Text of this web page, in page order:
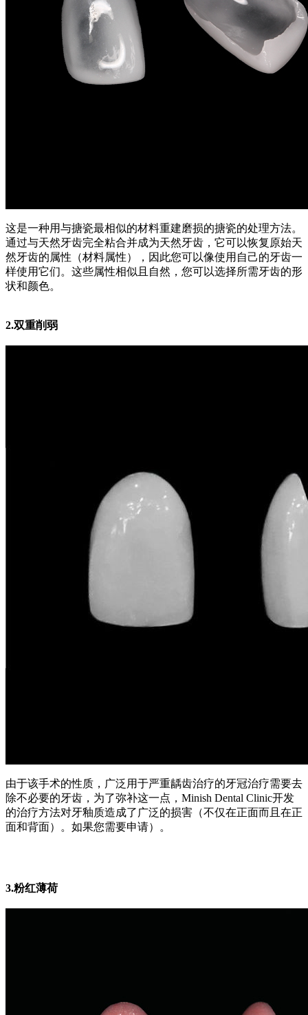
这是一种用与搪瓷最相似的材料重建磨损的搪瓷的处理方法。
通过与天然牙齿完全粘合并成为天然牙齿，它可以恢复原始天
然牙齿的属性（材料属性），因此您可以像使用自己的牙齿一
样使用它们。 这些属性相似且自然，您可以选择所需牙齿的形
状和颜色。
2.双重削弱
由于该手术的性质，广泛用于严重龋齿治疗的牙冠治疗需要去
除不必要的牙齿，为了弥补这一点，Minish Dental Clinic开发
的治疗方法对牙釉质造成了广泛的损害（不仅在正面而且在正
面和背面）。如果您需要申请）。
3.粉红薄荷